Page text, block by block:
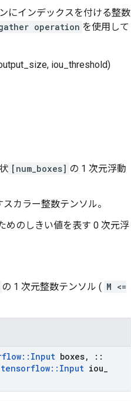
にインデックスを付ける整数
operation を使用して
iou_threshold)
[num_boxes] の 1 次元浮動
カラー整数テンソル。
めのしきい値を表す 0 次元浮
の 1 次元整数テンソル ( M <=
:: Input boxes,
::
tensorflow:: Input iou